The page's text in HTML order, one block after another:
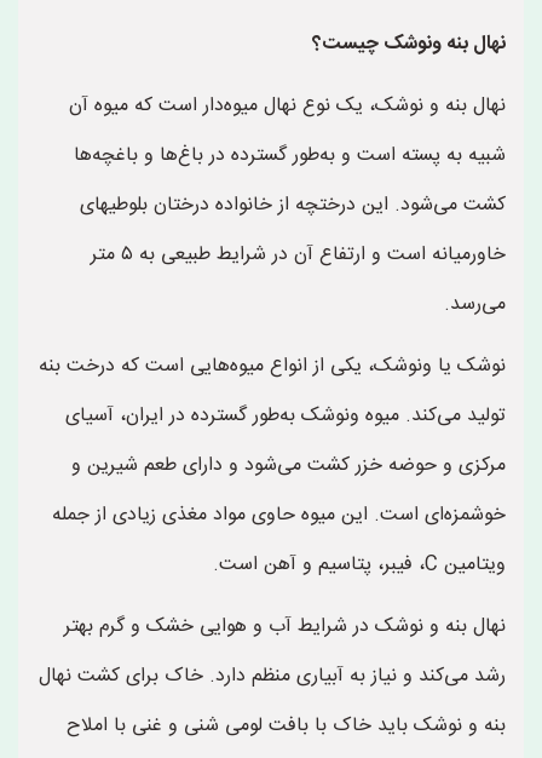
نهال بنه ونوشک چیست؟
نهال بنه و نوشک، یک نوع نهال میوه‌دار است که میوه آن
شبیه به پسته است و به‌طور گسترده در باغ‌ها و باغچه‌ها
کشت می‌شود. این درختچه از خانواده درختان بلوطیهای
خاورمیانه است و ارتفاع آن در شرایط طبیعی به ۵ متر
می‌رسد.
نوشک یا ونوشک، یکی از انواع میوه‌هایی است که درخت بنه
تولید می‌کند. میوه ونوشک به‌طور گسترده در ایران، آسیای
مرکزی و حوضه خزر کشت می‌شود و دارای طعم شیرین و
خوشمزه‌ای است. این میوه حاوی مواد مغذی زیادی از جمله
ویتامین C، فیبر، پتاسیم و آهن است.
نهال بنه و نوشک در شرایط آب و هوایی خشک و گرم بهتر
رشد می‌کند و نیاز به آبیاری منظم دارد. خاک برای کشت نهال
بنه و نوشک باید خاک با بافت لومی شنی و غنی با املاح